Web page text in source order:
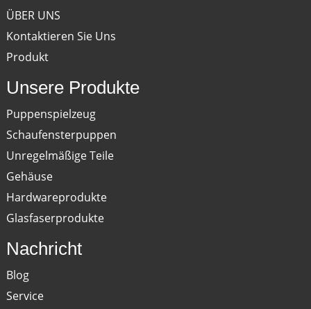
ÜBER UNS
Kontaktieren Sie Uns
Produkt
Unsere Produkte
Puppenspielzeug
Schaufensterpuppen
Unregelmäßige Teile
Gehäuse
Hardwareprodukte
Glasfaserprodukte
Nachricht
Blog
Service